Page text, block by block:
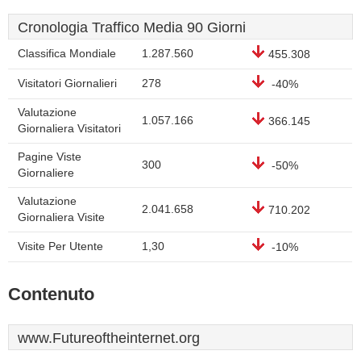
Cronologia Traffico Media 90 Giorni
Classifica Mondiale 1.287.560 455.308
Visitatori Giornalieri 278 -40%
Valutazione
Giornaliera Visitatori
1.057.166 366.145
Pagine Viste
Giornaliere
300 -50%
Valutazione
Giornaliera Visite
2.041.658 710.202
Visite Per Utente 1,30 -10%
Contenuto
www.Futureoftheinternet.org